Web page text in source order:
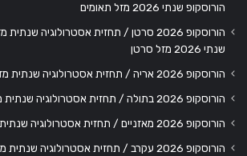
הורוסקופ שנתי 2026 מזל תאומים
הורוסקופ 2026 סרטן / תחזית אסטרולוגיה
שנתי 2026 מזל סרטן
הורוסקופ 2026 אריה / תחזית אסטרולוגיה שנתית מזל אריה
הורוסקופ 2026 בתולה / תחזית אסטרולוגיה שנתית מזל בתולה
הורוסקופ 2026 מאזניים / תחזית אסטרולוגיה שנתית מזל מאזניים
הורוסקופ 2026 עקרב / תחזית אסטרולוגיה שנתית מזל עקרב